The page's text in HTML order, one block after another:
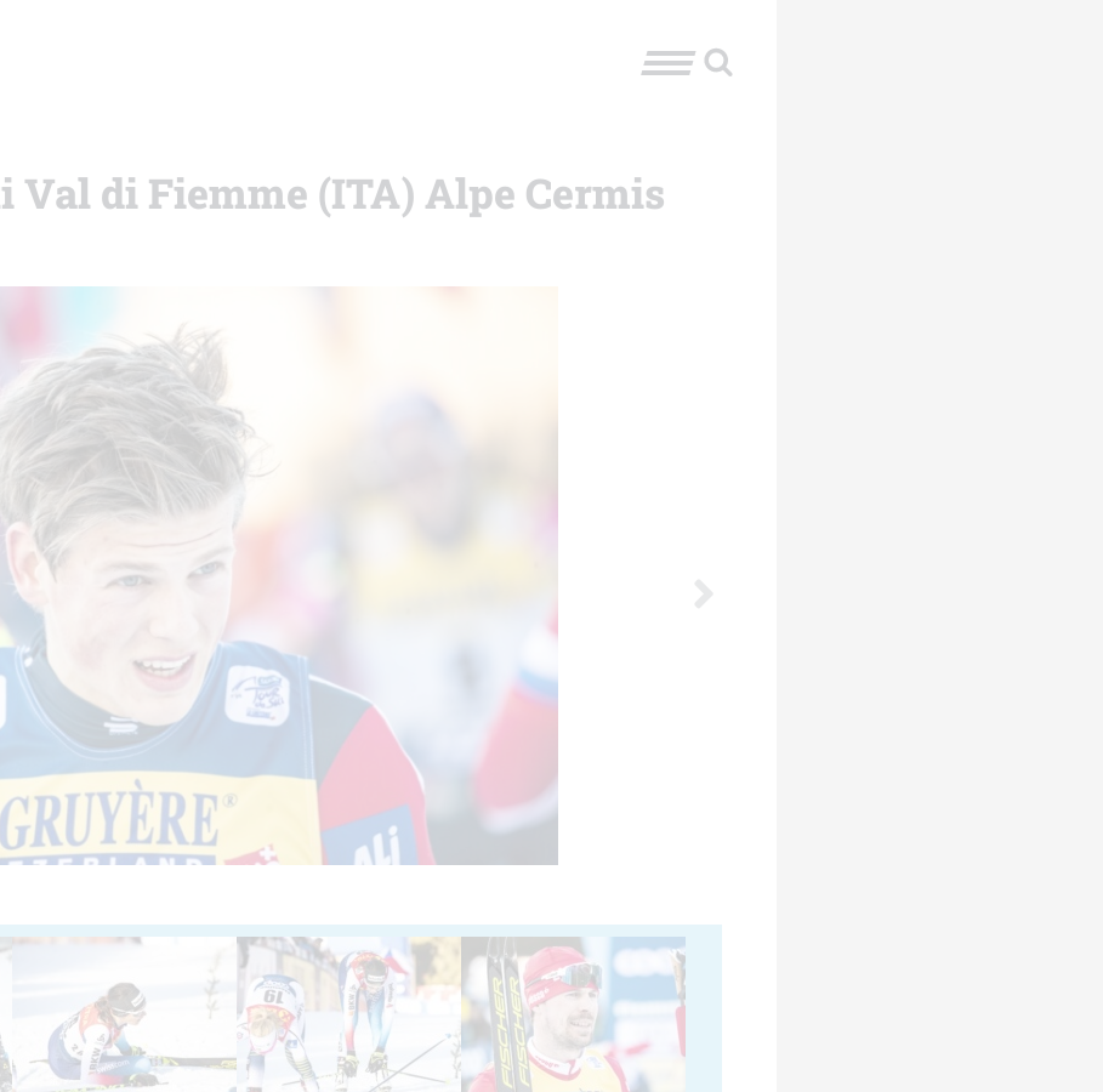
di Fiemme (ITA) Alpe Cermis